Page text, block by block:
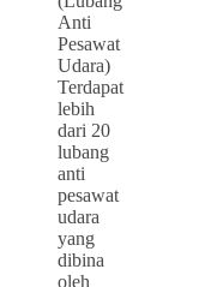
Anti
Pesawat
Udara)
Terdapat
lebih
dari 20
lubang
anti
pesawat
udara
yang
dibina
oleh